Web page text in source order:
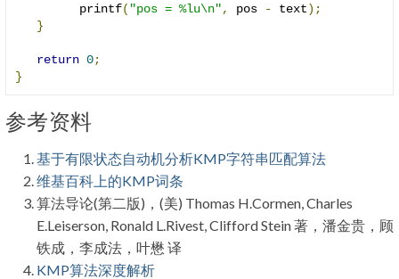
         printf
( "pos = %lu\n", pos - text);
}
return 0;
}
参考资料
基于有限状态自动机分析KMP字符串匹配算法
维基百科上的KMP词条
算法导论(第二版)，(美) Thomas H.Cormen, Charles
E.Leiserson, Ronald L.Rivest, Clifford Stein 著，潘金贵，顾
铁成，李成法，叶懋 译
KMP算法深度解析